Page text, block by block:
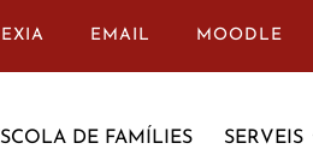
EMAIL MOODLE
DE FAMÍLIES SERVEIS